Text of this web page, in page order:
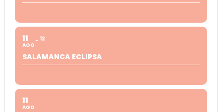
11
AGO
12
SALAMANCA ECLIPSA
11
AGO